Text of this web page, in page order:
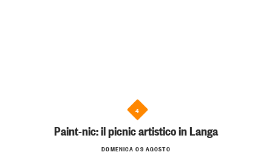
4
Paint-nic: il picnic artistico in Langa
DOMENICA 09 AGOSTO